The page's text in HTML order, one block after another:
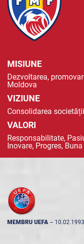
MISIUNE
Dezvoltarea,
Moldova
VIZIUNE
Consolidarea
VALORI
Responsabilitate,
Inovare, Progres,
MEMBRU UEFA -- 10.02.1993